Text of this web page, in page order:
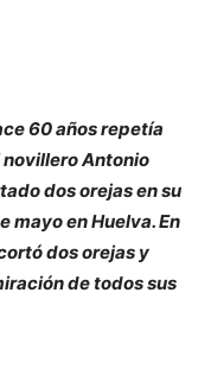
60 años repetía
Antonio
dos orejas en su
mayo en Huelva. En
dos orejas y
de todos sus